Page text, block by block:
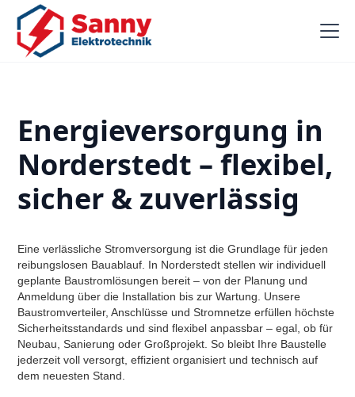
Energieversorgung in
Norderstedt – flexibel,
sicher & zuverlässig
Eine verlässliche Stromversorgung ist die Grundlage für jeden
reibungslosen Bauablauf. In Norderstedt stellen wir individuell
geplante Baustromlösungen bereit – von der Planung und
Anmeldung über die Installation bis zur Wartung. Unsere
Baustromverteiler, Anschlüsse und Stromnetze erfüllen höchste
Sicherheitsstandards und sind flexibel anpassbar – egal, ob für
Neubau, Sanierung oder Großprojekt. So bleibt Ihre Baustelle
jederzeit voll versorgt, effizient organisiert und technisch auf
dem neuesten Stand.